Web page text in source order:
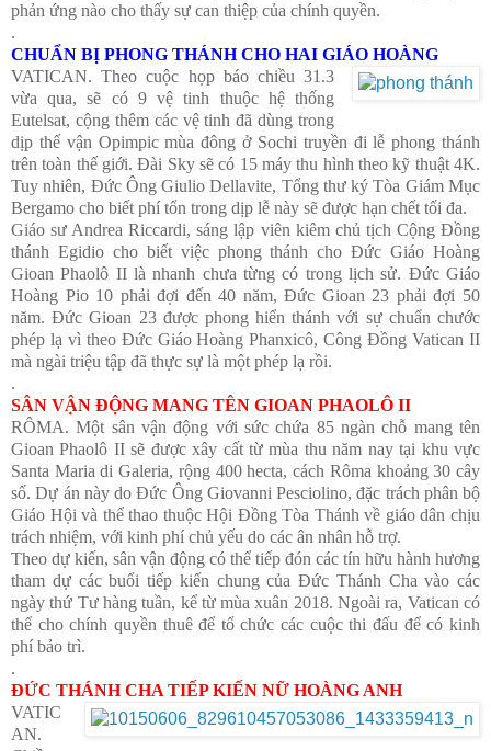
phản ứng nào cho thấy sự can thiệp của chính quyền.
.
CHUẨN BỊ PHONG THÁNH CHO HAI GIÁO HOÀNG
VATICAN. Theo cuộc họp báo chiều 31.3
vừa qua, sẽ có 9 vệ tinh thuộc hệ thống
Eutelsat, cộng thêm các vệ tinh đã dùng trong
dịp thế vận Opimpic mùa đông ở Sochi truyền đi lễ phong thánh
trên toàn thế giới. Đài Sky sẽ có 15 máy thu hình theo kỹ thuật 4K.
Tuy nhiên, Đức Ông Giulio Dellavite, Tổng thư ký Tòa Giám Mục
Bergamo cho biết phí tổn trong dịp lễ này sẽ được hạn chết tối đa.
Giáo sư Andrea Riccardi, sáng lập viên kiêm chủ tịch Cộng Đồng
thánh Egidio cho biết việc phong thánh cho Đức Giáo Hoàng
Gioan Phaolô II là nhanh chưa từng có trong lịch sử. Đức Giáo
Hoàng Pio 10 phải đợi đến 40 năm, Đức Gioan 23 phải đợi 50
năm. Đức Gioan 23 được phong hiển thánh với sự chuẩn chước
phép lạ vì theo Đức Giáo Hoàng Phanxicô, Công Đồng Vatican II
mà ngài triệu tập đã thực sự là một phép lạ rồi.
.
SÂN VẬN ĐỘNG MANG TÊN GIOAN PHAOLÔ II
RÔMA. Một sân vận động với sức chứa 85 ngàn chỗ mang tên
Gioan Phaolô II sẽ được xây cất từ mùa thu năm nay tại khu vực
Santa Maria di Galeria, rộng 400 hecta, cách Rôma khoảng 30 cây
số. Dự án này do Đức Ông Giovanni Pesciolino, đặc trách phân bộ
Giáo Hội và thể thao thuộc Hội Đồng Tòa Thánh về giáo dân chịu
trách nhiệm, với kinh phí chủ yếu do các ân nhân hỗ trợ.
Theo dự kiến, sân vận động có thể tiếp đón các tín hữu hành hương
tham dự các buổi tiếp kiến chung của Đức Thánh Cha vào các
ngày thứ Tư hàng tuần, kể từ mùa xuân 2018. Ngoài ra, Vatican có
thể cho chính quyền thuê để tổ chức các cuộc thi đấu để có kinh
phí bảo trì.
.
ĐỨC THÁNH CHA TIẾP KIẾN NỮ HOÀNG ANH
VATIC
AN.